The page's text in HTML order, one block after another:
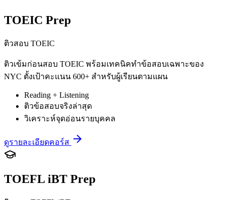
TOEIC Prep
ติวสอบ TOEIC
ติวเข้มก่อนสอบ TOEIC พร้อมเทคนิคทำข้อสอบเฉพาะของ
NYC ตั้งเป้าคะแนน 600+ สำหรับผู้เรียนตามแผน
Reading + Listening
ติวข้อสอบจริงล่าสุด
วิเคราะห์จุดอ่อนรายบุคคล
ดูรายละเอียดคอร์ส
TOEFL iBT Prep